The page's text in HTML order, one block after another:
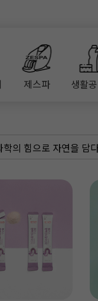
제스파 생활
학의 힘으로 자연을 담